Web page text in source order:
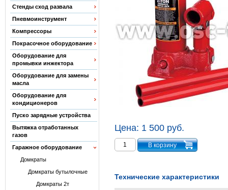
Стенды сход развала
Пневмоинструмент
Компрессоры
Покрасочное оборудование
Оборудование для
промывки инжектора
Оборудование для замены
масла
Оборудование для
кондиционеров
Пуско зарядные устройства
Вытяжка отработанных
газов
Гаражное оборудование
Домкраты
Домкраты бутылочные
Домкраты 2т
Цена: 1 500 руб.
Технические характеристики